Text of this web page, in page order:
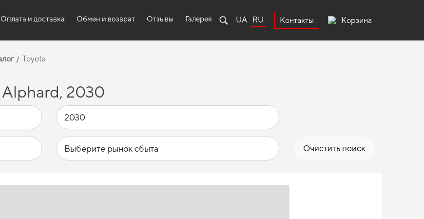
Оплата и доставка Обмен и возврат Отзывы Галерея UA RU Контакты Корзина
Toyota
Alphard, 2030
Очистить поиск